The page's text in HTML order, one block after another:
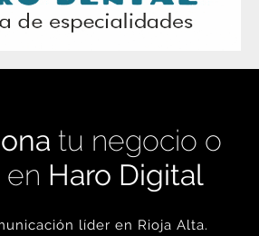
tu negocio o
Haro Digital
líder en Rioja Alta.